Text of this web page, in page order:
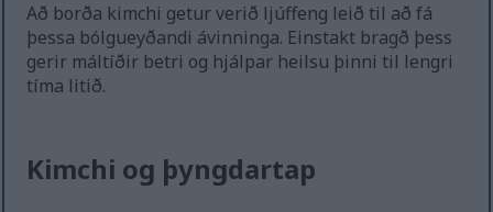
Að borða kimchi getur verið ljúffeng leið til að fá
þessa bólgueyðandi ávinninga. Einstakt bragð þess
gerir máltíðir betri og hjálpar heilsu þinni til lengri
tíma litið.
Kimchi og þyngdartap